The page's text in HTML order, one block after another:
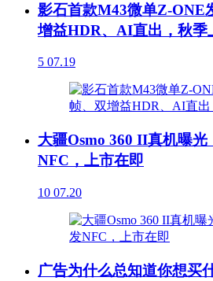
影石首款M43微单Z-ONE
增益HDR、AI直出，秋季
5 07.19
大疆Osmo 360 II真机曝
NFC，上市在即
10 07.20
广告为什么总知道你想买